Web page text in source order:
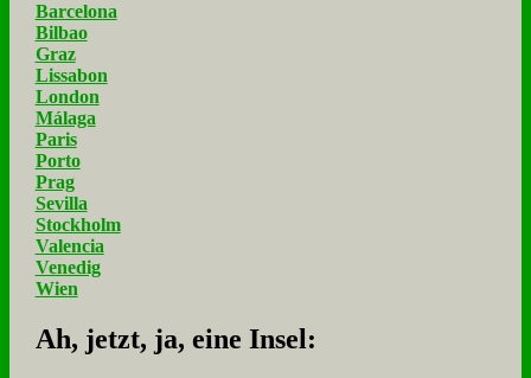
Barcelona
Bilbao
Graz
Lissabon
London
Málaga
Paris
Porto
Prag
Sevilla
Stockholm
Valencia
Venedig
Wien
Ah, jetzt, ja, ei­ne In­sel: